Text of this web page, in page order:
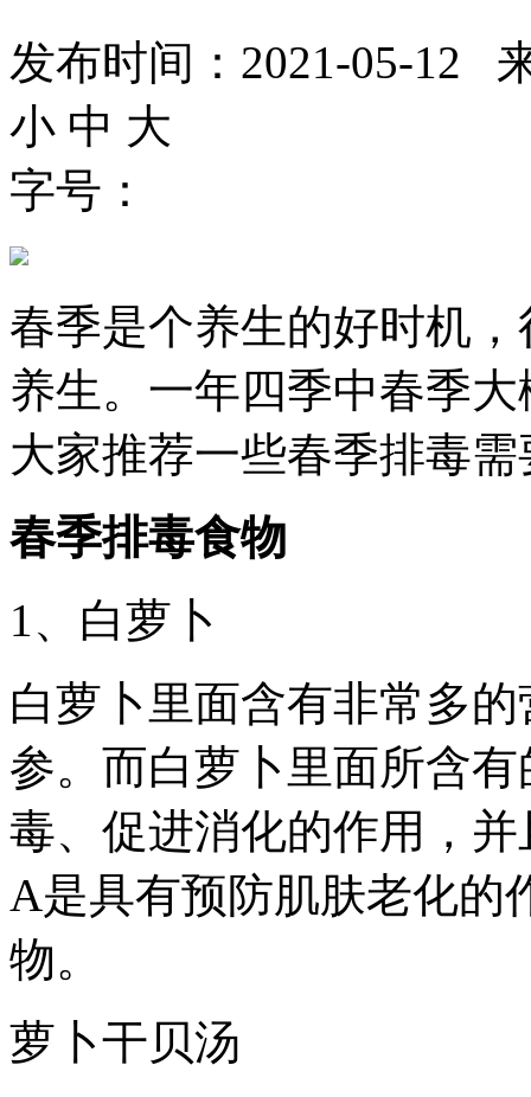
发布时间：2021-05-12
小 中 大
字号：
春季是个养生的好时机
养生。一年四季中春季
大家推荐一些春季排毒
春季排毒食物
1、白萝卜
白萝卜里面含有非常多
参。而白萝卜里面所含
毒、促进消化的作用，
A是具有预防肌肤老化的
物。
萝卜干贝汤